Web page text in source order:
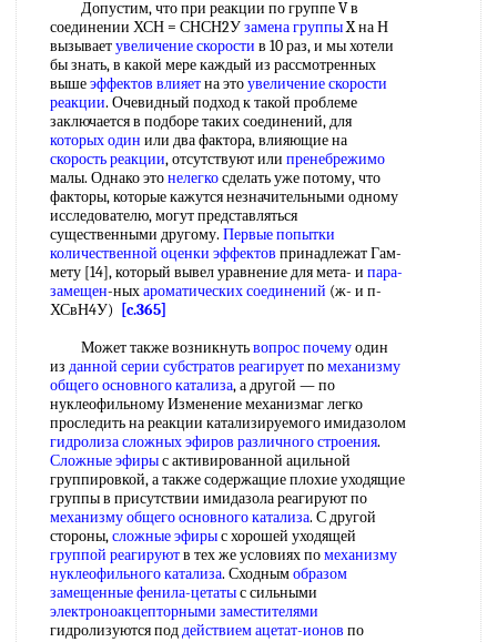
Допустим, что при реакции по группе V в
соединении ХСН = СНСН2Узамена группыX на Н
вызываетувеличение скорости в 10 раз, и мы хотели
бы знать, в какой мере каждый из рассмотренных
вышеэффектов влияетна этоувеличение скорости
реакции. Очевидный подход к такой проблеме
заключается в подборе таких соединений, для
которых один или два фактора, влияющие на
скорость реакции, отсутствуют или пренебрежимо
малы. Однако этонелегкосделать уже потому, что
факторы, которые кажутся незначительными одному
исследователю, могут представляться
существенными другому. Первые попытки
количественной оценки эффектов принадлежат Гам-
мету [14], который вывел уравнение для мета- и пара-
замещен-ныхароматических соединений (ж- и п-
ХСвН4У)
[c.365]
Может также возникнутьвопрос почемуодин
из данной серии субстратов реагируетпомеханизму
общего основного катализа, а другой — по
нуклеофильному Изменение механизмаг легко
проследить на реакции катализируемого имидазолом
гидролиза сложных эфиров различного строения.
Сложные эфирыс активированной ацильной
группировкой, а также содержащие плохие уходящие
группы в присутствии имидазола реагируют по
механизму общего основного катализа. С другой
стороны,сложные эфирыс хорошей уходящей
группой реагируютв тех же условиях помеханизму
нуклеофильного катализа. Сходнымобразом
замещенныефенила-цетатыс сильными
электроноакцепторными заместителями
гидролизуются поддействием ацетат-ионов по